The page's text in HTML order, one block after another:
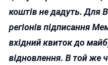
коштів не дадуть. Для
регіонів підписання
вхідний квиток до
відновлення. В той же